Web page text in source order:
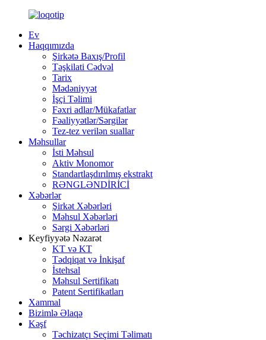
Ev
Haqqımızda
Şirkətə Baxış/Profil
Təşkilati Cədvəl
Tarix
Mədəniyyət
İşçi Təlimi
Fəxri adlar/Mükafatlar
Fəaliyyətlər/Sərgilər
Tez-tez verilən suallar
Məhsullar
İsti Məhsul
Aktiv Monomor
Standartlaşdırılmış ekstrakt
RƏNGLƏNDİRİCİ
Xəbərlər
Şirkət Xəbərləri
Məhsul Xəbərləri
Sərgi Xəbərləri
Keyfiyyətə Nəzarət
KT və KT
Tədqiqat və İnkişaf
İstehsal
Məhsul Sertifikatı
Patent Sertifikatları
Xammal
Bizimlə Əlaqə
Kəşf
Təchizatçı Seçimi Təlimatı